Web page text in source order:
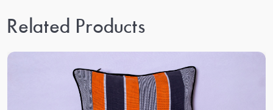
Related Products